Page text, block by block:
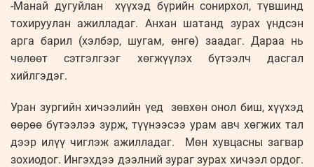
-Манай дугуйлан хүүхэд бүрийн сонирхол, түвшинд
тохируулан ажилладаг. Анхан шатанд зурах үндсэн
арга барил (хэлбэр, шугам, өнгө) заадаг. Дараа нь
чөлөөт сэтгэлгээг хөгжүүлэх бүтээлч дасгал
хийлгэдэг.
Уран зургийн хичээлийн үед зөвхөн онол биш, хүүхэд
өөрөө бүтээлээ зурж, түүнээсээ урам авч хөгжих тал
дээр илүү чиглэж ажилладаг. Мөн хувцасны загвар
зохиодог. Ингэхдээ дээлний зураг зурах хичээл ордог.